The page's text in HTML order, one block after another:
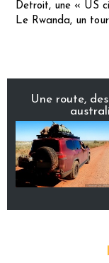
Detroit, une « US
Le Rwanda, un
Une route,